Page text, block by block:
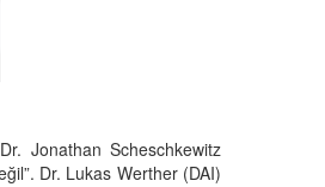
Jonathan Scheschkewitz
Dr. Lukas Werther (DAI)